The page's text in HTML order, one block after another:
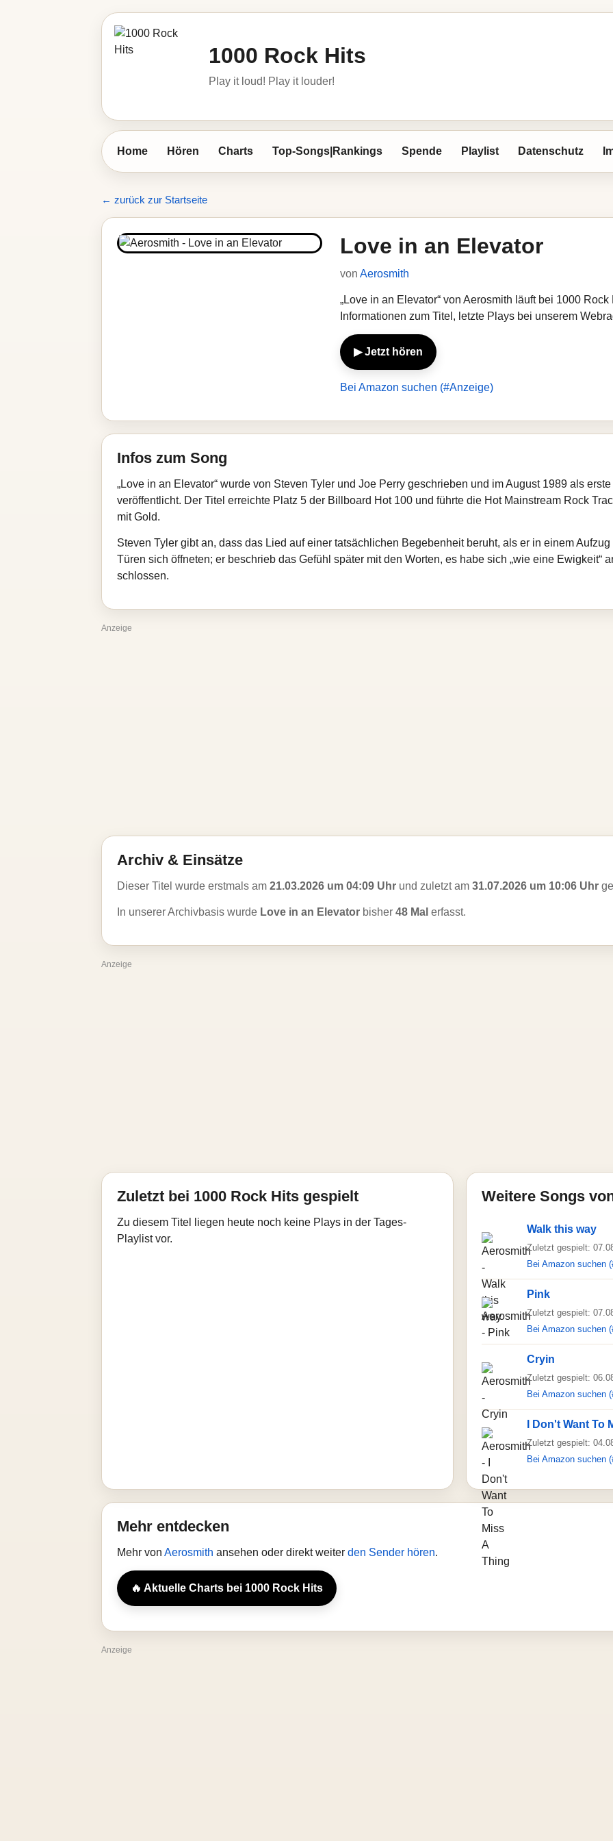
1000 Rock Hits
Play it loud! Play it louder!
Home Hören Charts Top-Songs|Rankings Spende Playlist Datenschutz
← zurück zur Startseite
Love in an Elevator
von Aerosmith
„Love in an Elevator“ von Aerosmith läuft bei 1000
Informationen zum Titel, letzte Plays bei unserem
▶ Jetzt hören
Bei Amazon suchen (#Anzeige)
Infos zum Song
„Love in an Elevator“ wurde von Steven Tyler und Joe Perry geschrieben und im August 1989 als
veröffentlicht. Der Titel erreichte Platz 5 der Billboard Hot 100 und führte die Hot Mainstream Rock
mit Gold.
Steven Tyler gibt an, dass das Lied auf einer tatsächlichen Begebenheit beruht, als er in einem
Türen sich öffneten; er beschrieb das Gefühl später mit den Worten, es habe sich „wie eine Ewigkeit“
schlossen.
Anzeige
Archiv & Einsätze
Dieser Titel wurde erstmals am 21.03.2026 um 04:09 Uhr und zuletzt am 31.07.2026 um 10:06 Uhr
In unserer Archivbasis wurde Love in an Elevator bisher 48 Mal erfasst.
Anzeige
Zuletzt bei 1000 Rock Hits gespielt
Zu diesem Titel liegen heute noch keine Plays in der Tages-
Playlist vor.
Weitere Songs
Walk this way
Zuletzt gespielt:
Bei Amazon suchen
Pink
Zuletzt gespielt:
Bei Amazon suchen
Cryin
Zuletzt gespielt:
Bei Amazon suchen
I Don't Want To
Zuletzt gespielt:
Bei Amazon suchen
Mehr entdecken
Mehr von Aerosmith ansehen oder direkt weiter den Sender hören.
🔥 Aktuelle Charts bei 1000 Rock Hits
Anzeige